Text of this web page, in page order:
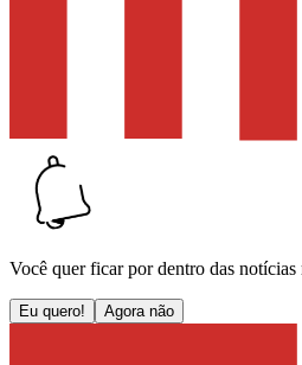
Você quer ficar por dentro das notícias
Eu quero! Agora não